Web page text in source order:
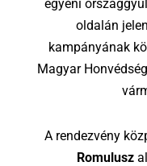
egyéni
oldalán
kampányának
Magyar
A rendezvény
Romulusz